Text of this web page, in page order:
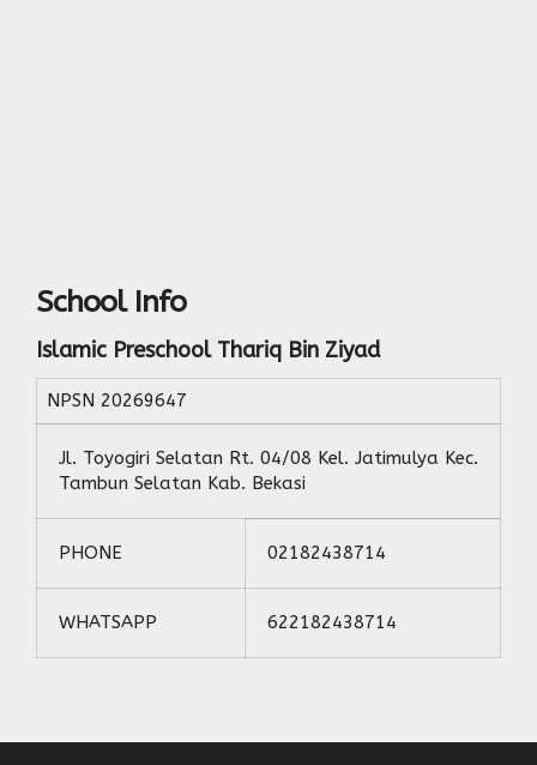
School Info
Islamic Preschool Thariq Bin Ziyad
NPSN 20269647
Jl. Toyogiri Selatan Rt. 04/08 Kel. Jatimulya Kec.
Tambun Selatan Kab. Bekasi
PHONE 02182438714
WHATSAPP 622182438714